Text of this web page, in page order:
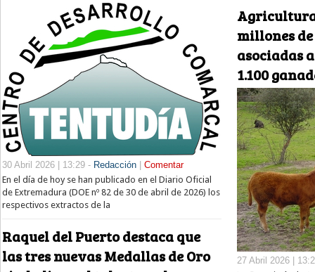
30 Abril 2026 | 13:29 - Redacción
Comentar
En el día de hoy se han publicado en el Diario Oficial
de Extremadura (DOE nº 82 de 30 de abril de 2026) los
respectivos extractos de la
Raquel del Puerto destaca que
las tres nuevas Medallas de Oro
Agricultura
millones
asociadas
1.100
27 Abril 2026 |